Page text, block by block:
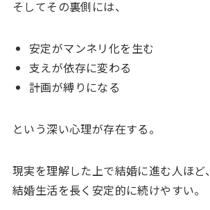
そしてその裏側には、
安定がマンネリ化を生む
支えが依存に変わる
計画が縛りになる
という深い心理が存在する。
現実を理解した上で結婚に進む人ほど、
結婚生活を長く安定的に続けやすい。